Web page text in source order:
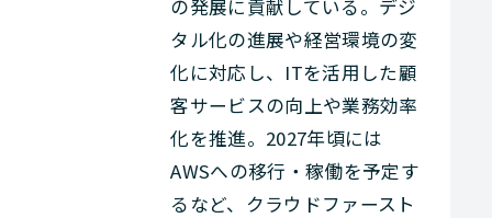
の発展に貢献している。デジ
タル化の進展や経営環境の変
化に対応し、ITを活用した顧
客サービスの向上や業務効率
化を推進。2027年頃には
AWSへの移行・稼働を予定す
るなど、クラウドファースト